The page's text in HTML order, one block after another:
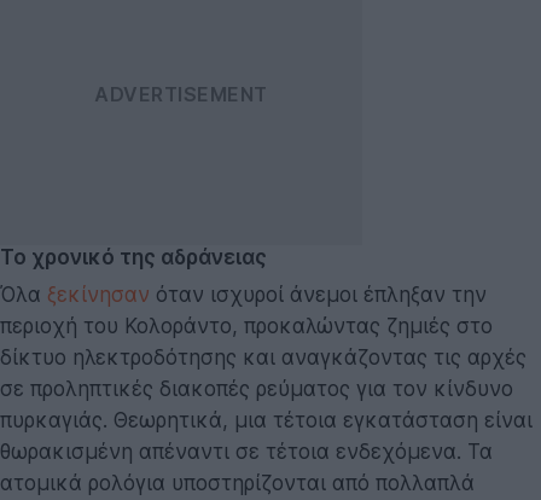
Το χρονικό της αδράνειας
Όλα ξεκίνησαν όταν ισχυροί άνεμοι έπληξαν την
περιοχή του Κολοράντο, προκαλώντας ζημιές στο
δίκτυο ηλεκτροδότησης και αναγκάζοντας τις αρχές
σε προληπτικές διακοπές ρεύματος για τον κίνδυνο
πυρκαγιάς. Θεωρητικά, μια τέτοια εγκατάσταση είναι
θωρακισμένη απέναντι σε τέτοια ενδεχόμενα. Τα
ατομικά ρολόγια υποστηρίζονται από πολλαπλά